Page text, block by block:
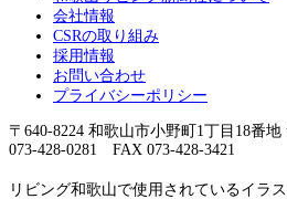
会社情報
CSRの取り組み
採用情報
お問い合わせ
プライバシーポリシー
〒640-8224 和歌山市小野町1丁目18番
073-428-0281 FAX 073-428-3421
リビング和歌山で使用されているイラ